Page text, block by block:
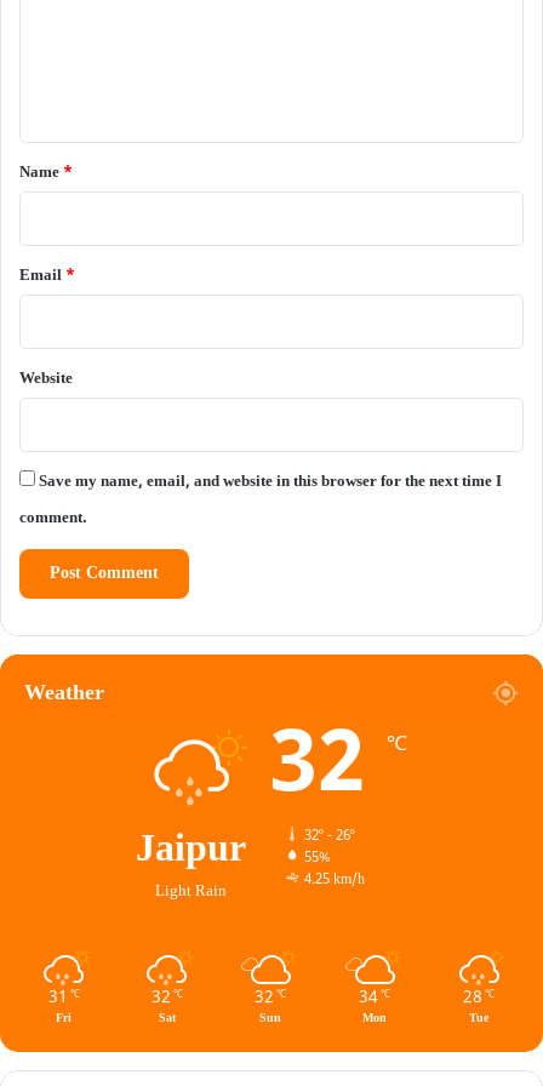
*
Name *
Email *
Website
Save my name, email, and website in this browser for the next time I
comment.
Weather
Jaipur
Light Rain
32 ℃
32º - 26º
55%
4.25 km/h
31 ℃
Fri
32 ℃
Sat
32 ℃
Sun
34 ℃
Mon
28 ℃
Tue